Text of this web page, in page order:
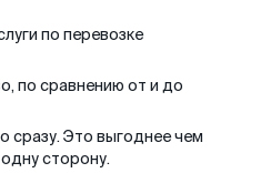
по перевозке
по сравнению от и до
сразу. Это выгоднее чем
сторону.